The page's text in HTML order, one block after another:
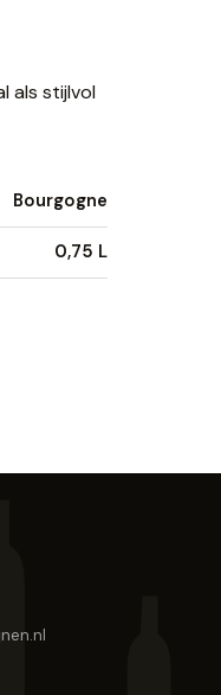
als stijlvol
Bourgogne
0,75 L